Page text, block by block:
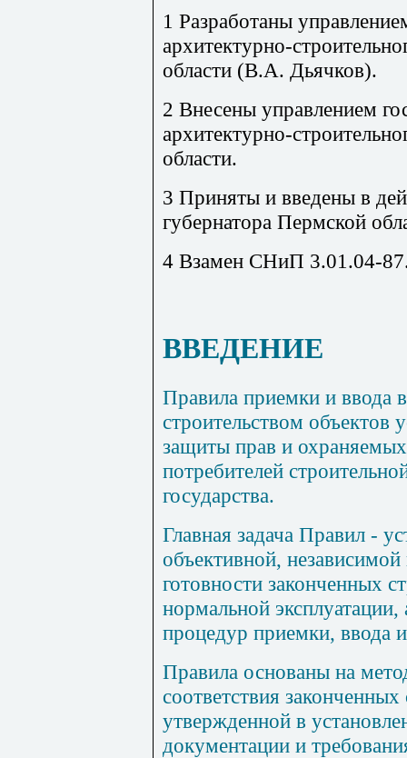
1 Разработаны
архитектурно-
области (В.А. Дьячков).
2 Внесены управлением
архитектурно-
области.
3 Приняты и введены в
губернатора Пермской
4 Взамен СНиП 3.01.04-
ВВЕДЕНИЕ
Правила приемки и ввода
строительством объектов
защиты прав и
потребителей
государства.
Главная задача Правил -
объективной,
готовности законченных
нормальной
процедур приемки, ввода
Правила основаны на
соответствия
утвержденной в
документации и